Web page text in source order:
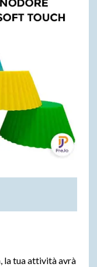
la tua attività avrà